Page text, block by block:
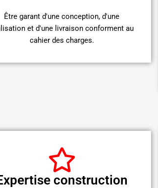
Être garant d'une conception, d'une
et d'une livraison conforment au
cahier des charges.
construction